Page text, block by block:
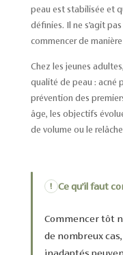
peau est stabilisée et
définies. Il ne s’agit
commencer de
Chez les jeunes
qualité de peau : acné
prévention des
âge, les objectifs
de volume ou le
! Ce qu’il faut
Commencer tôt
de nombreux